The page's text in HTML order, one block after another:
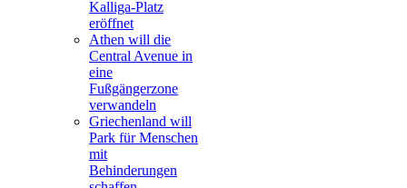
Kalliga-Platz
eröffnet
Athen will die
Central Avenue in
eine
Fußgängerzone
verwandeln
Griechenland will
Park für Menschen
mit
Behinderungen